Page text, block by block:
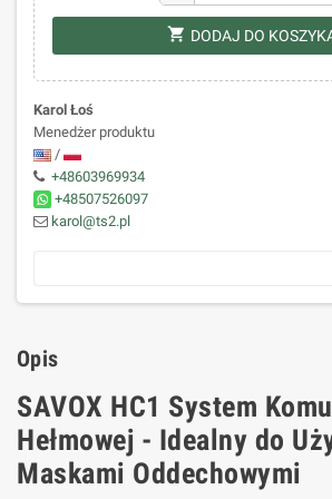
shopping_cart DODAJ DO
Karol Łoś
Menedżer produktu
/
+48603969934
+48507526097
karol@ts2.pl
Opis
SAVOX HC1 System
Hełmowej - Idealny do
Maskami Oddechowymi